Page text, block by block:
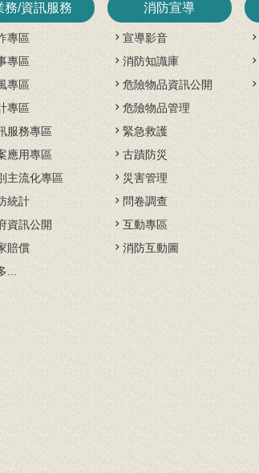
務/資訊服務
專區
專區
專區
專區
服務專區
應用專區
主流化專區
統計
資訊公開
賠償
...
消防宣導
宣導影音
消防知識庫
危險物品資訊公開
危險物品管理
緊急救護
古蹟防災
災害管理
問卷調查
互動專區
消防互動圖